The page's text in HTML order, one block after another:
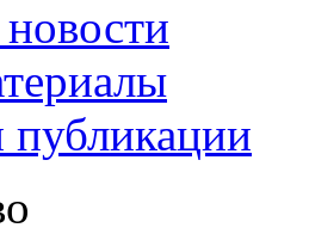
публикации